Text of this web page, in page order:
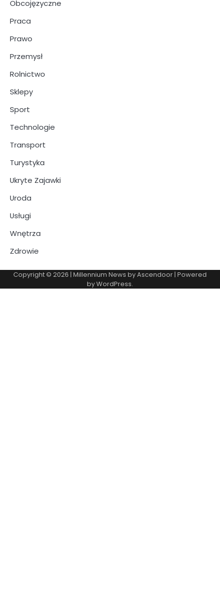
Obcojęzyczne
Praca
Prawo
Przemysł
Rolnictwo
Sklepy
Sport
Technologie
Transport
Turystyka
Ukryte Zajawki
Uroda
Usługi
Wnętrza
Zdrowie
Copyright © 2026 | Millennium News byAscendoor | Powered
byWordPress.